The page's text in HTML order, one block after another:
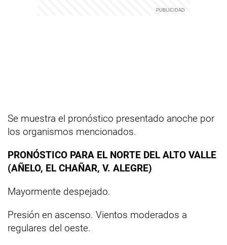
Se muestra el pronóstico presentado anoche por
los organismos mencionados.
PRONÓSTICO PARA EL NORTE DEL ALTO VALLE
(AÑELO, EL CHAÑAR, V. ALEGRE)
Mayormente despejado.
Presión en ascenso. Vientos moderados a
regulares del oeste.